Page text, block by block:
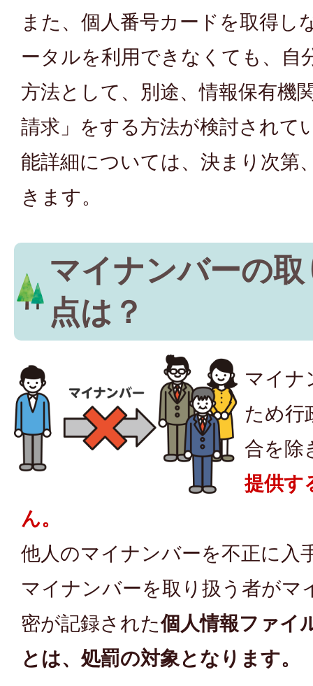
また、個人番号カードを取得し
ータルを利用できなくても、自
方法として、別途、情報保有機
請求」をする方法が検討されて
能詳細については、決まり次第
きます。
マイナンバーの
点は？
マイナ
ため行
合を除
提供す
ん。
他人のマイナンバーを不正に入
マイナンバーを取り扱う者がマ
密が記録された個人情報ファイ
とは、処罰の対象となります。